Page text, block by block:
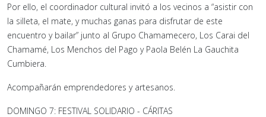
Por ello, el coordinador cultural invitó a los vecinos a “asistir con
la silleta, el mate, y muchas ganas para disfrutar de este
encuentro y bailar” junto al Grupo Chamamecero, Los Carai del
Chamamé, Los Menchos del Pago y Paola Belén La Gauchita
Cumbiera.
Acompañarán emprendedores y artesanos.
DOMINGO 7: FESTIVAL SOLIDARIO - CÁRITAS